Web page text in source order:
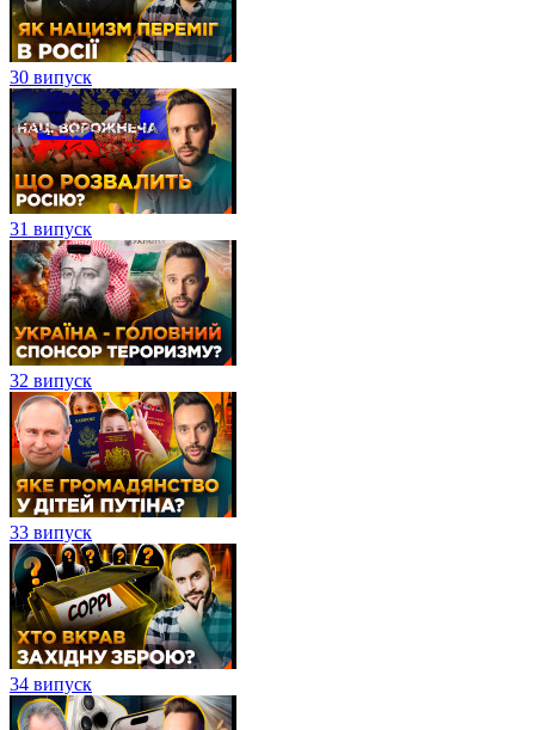
30 випуск
31 випуск
32 випуск
33 випуск
34 випуск